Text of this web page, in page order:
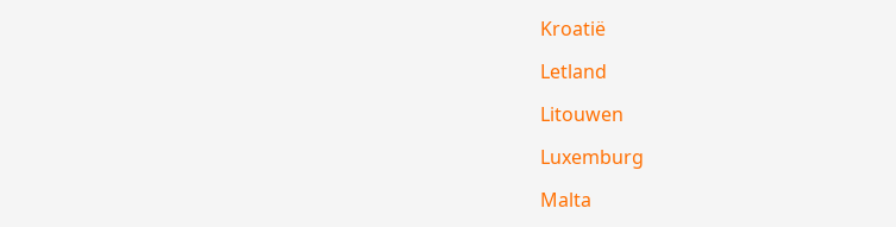
Kroatië
Letland
Litouwen
Luxemburg
Malta